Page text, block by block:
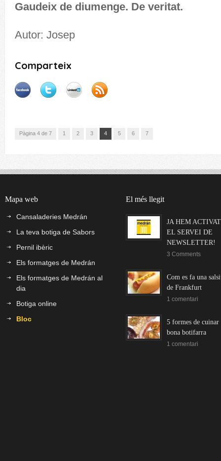
Gaudeix de diumenge. De veritat.
Autor: Josep
Comparteix
Pàgina 4 de 7 1 2 3 4 5 6 7
Mapa web
Cansaladeries Medrán
La teva botiga de Sabors
Pernil ibèric
Els formatges de Medrán
Els formatges de Medrán al
dia
Botiga online
Bloc
El més llegit
JA HEM ACTIVAT
EL SERVEI DE
NEWSLETTER!
3 Comments
Com es fa una
de Frankfurt
1 comentari
5 formes de cuinar
bona botifarra
1 comentari